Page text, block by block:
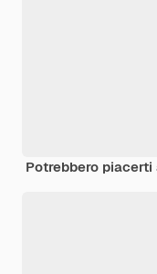
Potrebbero